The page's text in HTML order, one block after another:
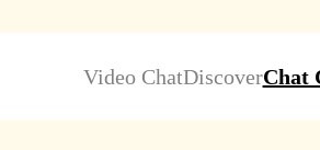
Video ChatDiscoverChat